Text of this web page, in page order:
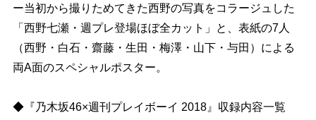
ー当初から撮りためてきた西野の写真をコラージュした
「西野七瀬・週プレ登場ほぼ全カット」と、表紙の7人
（西野・白石・齋藤・生田・梅澤・山下・与田）による
両A面のスペシャルポスター。
◆『乃木坂46×週刊プレイボーイ 2018』収録内容一覧